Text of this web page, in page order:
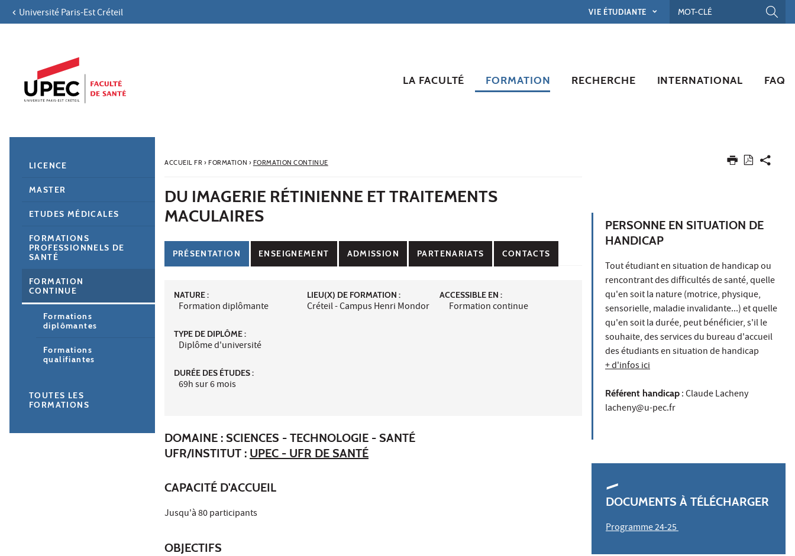
Aller au contenu
Navigation secondaire
Université Paris-Est Créteil VIE ÉTUDIANTE
LA FACULTÉ FORMATION RECHERCHE INTERNATIONAL FAQ
ACCUEIL FR› FORMATION › FORMATION CONTINUE
DU IMAGERIE RÉTINIENNE ET TRAITEMENTS
MACULAIRES
PRÉSENTATION ENSEIGNEMENT ADMISSION PARTENARIATS CONTACTS
NATURE :
Formation diplômante
TYPE DE DIPLÔME :
Diplôme d'université
DURÉE DES ÉTUDES :
69h sur 6 mois
LIEU(X) DE FORMATION :
Créteil - Campus Henri Mondor
ACCESSIBLE EN :
Formation continue
DOMAINE : SCIENCES - TECHNOLOGIE - SANTÉ
UFR/INSTITUT : UPEC - UFR DE SANTÉ
CAPACITÉ D'ACCUEIL
Jusqu'à 80 participants
OBJECTIFS
PERSONNE EN SITUATION DE
HANDICAP
Tout étudiant en situation de handicap ou
rencontrant des difficultés de santé, quelle
qu'en soit la nature (motrice, physique,
sensorielle, maladie invalidante...) et quelle
qu'en soit la durée, peut bénéficier, s'il le
souhaite, des services du bureau d'accueil
des étudiants en situation de handicap
+ d'infos ici
Référent handicap : Claude Lacheny
lacheny@u-pec.fr
DOCUMENTS À TÉLÉCHARGER
Programme 24-25
LICENCE
MASTER
ETUDES MÉDICALES
FORMATIONS
PROFESSIONNELS DE
SANTÉ
FORMATION
CONTINUE
Formations
diplômantes
Formations
qualifiantes
TOUTES LES
FORMATIONS